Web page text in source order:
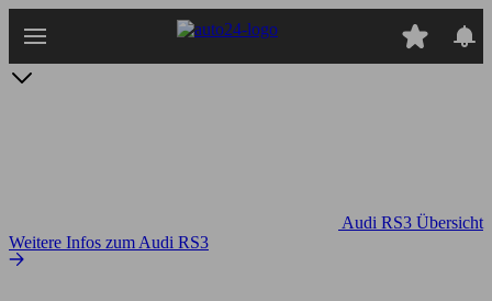
Hauptinhalt
Audi RS3 Übersicht
Weitere Infos zum Audi RS3